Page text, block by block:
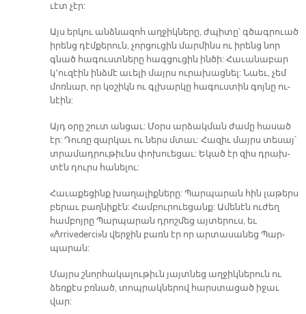
ւէտ չէր:
Այս եր­կու անձ­նա­զոհ աղ­ջիկ­նե­րը, ժպի­տը՝ գծագ­րուած
ի­րենց դէմ­քե­րուն, չոր­ցու­ցին մար­մինս ու ի­րենց նոր
գնած հա­գուստ­նե­րը հագ­ցու­ցին ին­ծի: Հա­ւա­նա­բար
կ՚ու­զէին ինձ­մէ ա­ւե­լի մայրս ու­րա­խաց­նել: Նաեւ, չեմ
մոռ­նար, որ կօ­շիկն ու գլխար­կը հա­գուս­տին գոյ­նը ու­
նէին:
Այդ օ­րը շուտ ան­ցաւ: Մօրս ար­ձակ­ման ժա­մը հա­սած
էր: Դու­ռը զար­կաւ ու ներս մտաւ: Հա­զիւ մայրս տե­սայ՝
տրա­մադ­րու­թիւնս փո­խուե­ցաւ: Ե­կած էր զիս դրախ­
տէն դուրս հա­նե­լու:
Հա­ւա­քե­ցինք խա­ղա­լիք­նե­րը: Պար­պա­րան հին լա­թերս
բե­րաւ բաղ­նի­քէն: Համ­բու­րուե­ցանք: Ա­մե­նէն ու­ժեղ
համ­բոյ­րը Պար­պա­րան դրոշ­մեց այ­տե­րուս, եւ
«Arrivederci»ն վեր­ջին բառն էր որ ար­տա­սա­նեց Պար­
պա­րան:
Մայրս շնոր­հա­կա­լու­թիւն յայտ­նեց աղ­ջիկ­նե­րուն ու
ձեռ­քէս բռնած, տոպ­րակ­նե­րով հարս­տա­ցած ի­ջաւ
վար: